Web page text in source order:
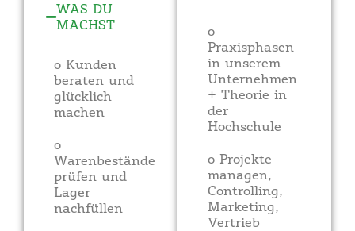
WAS DU
MACHST
o Kunden
beraten und
glücklich
machen
o
Warenbestände
prüfen und
Lager
nachfüllen
o
Praxisphasen
in unserem
Unternehmen
+ Theorie in
der
Hochschule
o Projekte
managen,
Controlling,
Marketing,
Vertrieb